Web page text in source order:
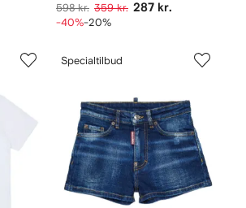
598 kr. 359 kr. 287 kr.
-40%-20%
Specialtilbud